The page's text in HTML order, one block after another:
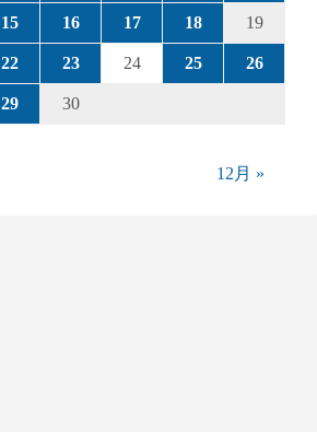
15 16 17 18 19
22 23 24 25 26
29 30
12月 »